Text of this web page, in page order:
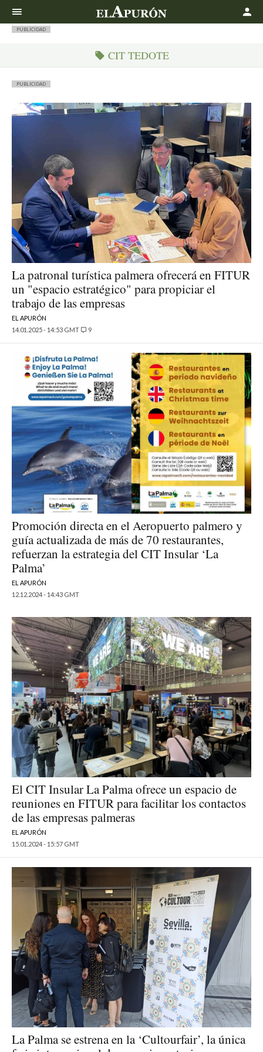
PUBLICIDAD
CIT TEDOTE
PUBLICIDAD
La patronal turística palmera ofrecerá en FITUR
un "espacio estratégico" para propiciar el
trabajo de las empresas
EL APURÓN
14.01.2025 - 14:53 GMT
9
Promoción directa en el Aeropuerto palmero y
guía actualizada de más de 70 restaurantes,
refuerzan la estrategia del CIT Insular ‘La
Palma’
EL APURÓN
12.12.2024 - 14:43 GMT
El CIT Insular La Palma ofrece un espacio de
reuniones en FITUR para facilitar los contactos
de las empresas palmeras
EL APURÓN
15.01.2024 - 15:57 GMT
La Palma se estrena en la ‘Cultourfair’, la única